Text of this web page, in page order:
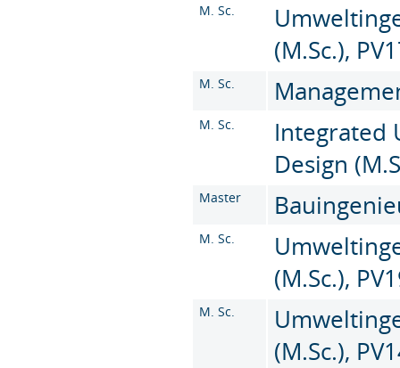
M. Sc.
(M.Sc.),
M. Sc.
M. Sc.
Integrated
Design
Master
M. Sc.
(M.Sc.),
M. Sc.
(M.Sc.),